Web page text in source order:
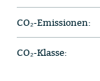
CO₂-Emissionen:
CO₂-Klasse: